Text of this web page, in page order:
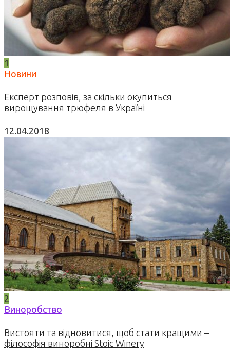
1
Новини
Експерт розповів, за скільки окупиться
вирощування трюфеля в Україні
12.04.2018
2
Виноробство
Вистояти та відновитися, щоб стати кращими –
філософія виноробні Stoic Winery